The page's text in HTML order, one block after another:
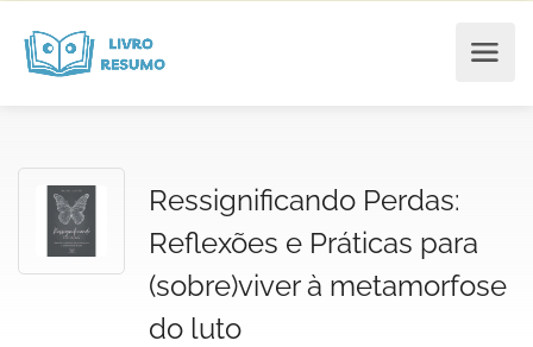
Ressignificando Perdas:
Reflexões e Práticas para
(sobre)viver à metamorfose
do luto